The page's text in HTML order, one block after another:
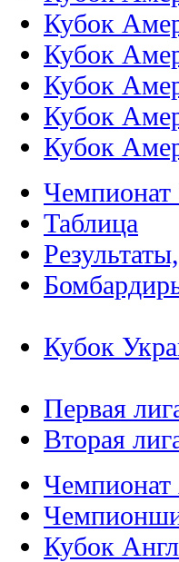
Кубок
Кубок
Кубок
Кубок
Кубок
Таблица
Кубок
Первая
Вторая
Кубок